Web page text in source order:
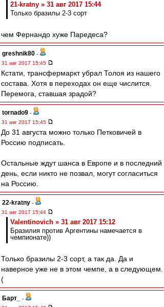
21-kratny » 31 авг 2017 15:44
Только бразилы 2-3 сорт
чем Фернандо хуже Паредеса?
greshnik80 -
31 авг 2017 15:45
Кстати, трансфермаркт убрал Толоя из нашего
состава. Хотя в переходах он еще числится.
Перемога, ставшая зрадой?
tornado9 -
31 авг 2017 15:45
До 31 августа можно только Петковичей в
Россию подписать.
Остальные ждут шанса в Европе и в последний
день, если никто не позвал, могут согласиться
на Россию.
22-kratny -
31 авг 2017 15:44
Valentinovich » 31 авг 2017 15:12
Бразилия против Аргентины намечается в
чемпионате))
Только бразилы 2-3 сорт, а так да. Да и
наверное уже не в этом чемпе, а в следующем.
(
Барт_
-